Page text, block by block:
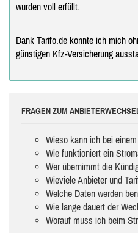
wurden voll erfüllt.
Dank Tarifo.de konnte ich mich
günstigen Kfz-Versicherung
FRAGEN ZUM
Wieso kann ich bei
Wie funktioniert ein
Wer übernimmt die
Wieviele Anbieter und
Welche Daten werden
Wie lange dauert der
Worauf muss ich beim